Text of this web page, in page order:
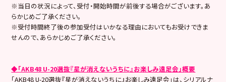
※当日の状況によって、受付・開始時間が前後する場合がございます。あ
らかじめご了承ください。
※受付時間終了後の参加受付はいかなる理由においてもお受けできま
せんので、あらかじめご了承ください。
◆「AKB48 U-20選抜『星が消えないうちに』お楽しみ遠足会」概要
「AKB48 U-20選抜『星が消えないうちに』お楽しみ遠足会」は、シリアルナ